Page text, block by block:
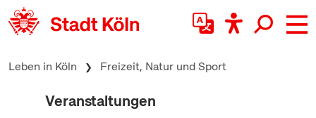
zum Inhalt springen
Leben in Köln Freizeit, Natur und Sport
Veranstaltungen